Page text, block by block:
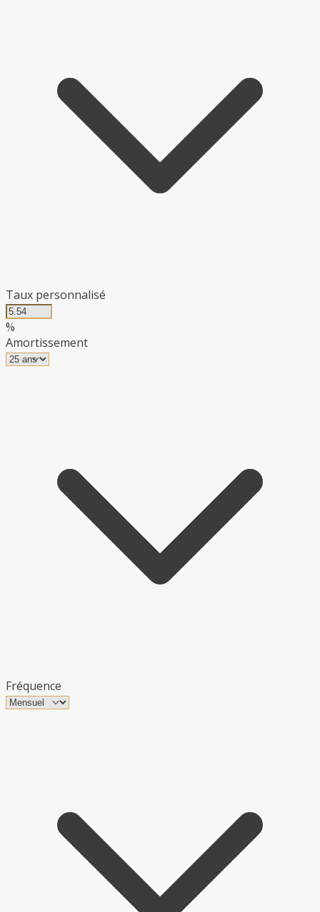
Taux personnalisé
%
Amortissement
Fréquence